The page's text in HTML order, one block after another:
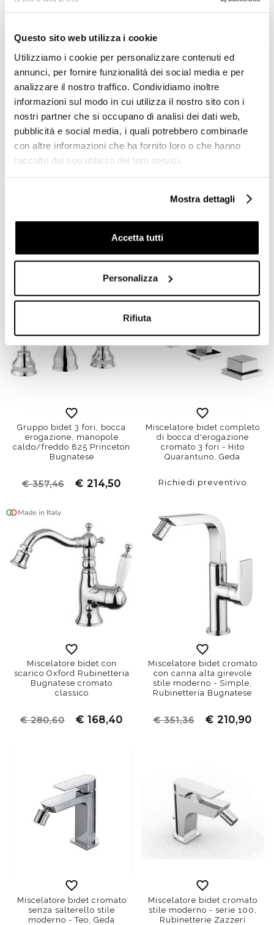
Questo sito web utilizza i cookie
Utilizziamo i cookie per personalizzare contenuti ed
annunci, per fornire funzionalità dei social media e per
analizzare il nostro traffico. Condividiamo inoltre
informazioni sul modo in cui utilizza il nostro sito con i
nostri partner che si occupano di analisi dei dati web,
pubblicità e social media, i quali potrebbero combinarle
con altre informazioni che ha fornito loro o che hanno
raccolto dal suo utilizzo dei loro servizi.
Mostra dettagli
Accetta tutti
Personalizza
Rifiuta
Prodotti simili
stile minimale - Kobuk Fix,
Gruppo bidet 3 fori, bocca
erogazione, manopole
caldo/freddo 825 Princeton
Bugnatese
€ 357,46 € 214,50
Miscelatore bidet completo
di bocca d'erogazione
cromato 3 fori - Hito
Quarantuno, Geda
Richiedi preventivo
Miscelatore bidet con
scarico Oxford Rubinetteria
Bugnatese cromato
classico
€ 280,60 € 168,40
Miscelatore bidet cromato
con canna alta girevole
stile moderno - Simple,
Rubinetteria Bugnatese
€ 351,36 € 210,90
Miscelatore bidet cromato
senza salterello stile
moderno - Teo, Geda
Miscelatore bidet cromato
stile moderno - serie 100,
Rubinetterie Zazzeri